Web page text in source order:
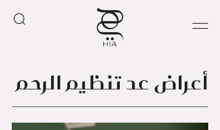
أعراض عد تنظيم الرحم